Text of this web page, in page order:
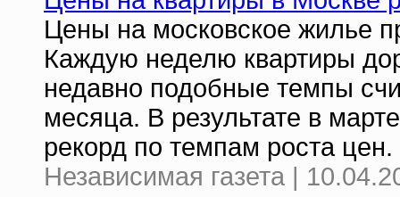
Цены на московское жилье
Каждую неделю квартиры
недавно подобные темпы
месяца. В результате в
рекорд по темпам роста цен.
Независимая газета |